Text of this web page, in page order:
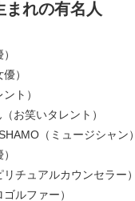
まれの有名人
）
ト）
お笑いタレント）
（ミュージシャン）
チュアルカウンセラー）
ルファー）